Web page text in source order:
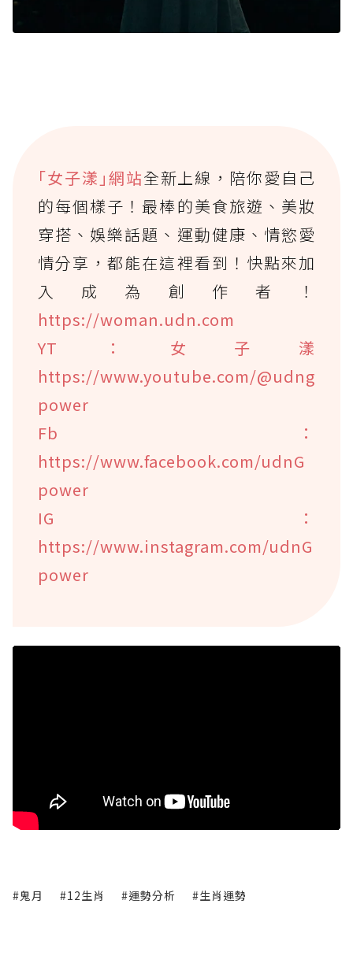
｢女子漾｣網站全新上線，陪你愛自己
的每個樣子！最棒的美食旅遊、美妝
穿搭、娛樂話題、運動健康、情慾愛
情分享，都能在這裡看到！快點來加
入成為創作者！
https://woman.udn.com
YT：女子漾
https://www.youtube.com/@udng
power
Fb：
https://www.facebook.com/udnG
power
IG：
https://www.instagram.com/udnG
power
#鬼月 #12生肖 #運勢分析 #生肖運勢